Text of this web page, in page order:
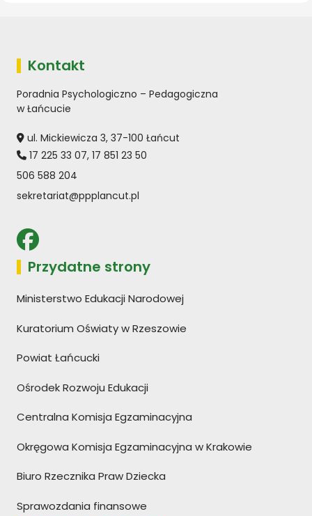
Kontakt
Poradnia Psychologiczno – Pedagogiczna
w Łańcucie
ul. Mickiewicza 3, 37-100 Łańcut
17 225 33 07, 17 851 23 50
506 588 204
sekretariat@ppplancut.pl
Przydatne strony
Ministerstwo Edukacji Narodowej
Kuratorium Oświaty w Rzeszowie
Powiat Łańcucki
Ośrodek Rozwoju Edukacji
Centralna Komisja Egzaminacyjna
Okręgowa Komisja Egzaminacyjna w Krakowie
Biuro Rzecznika Praw Dziecka
Sprawozdania finansowe